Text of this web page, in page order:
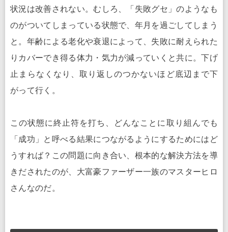
状況は改善されない。むしろ、「失敗グセ」のようなも
のがついてしまっている状態で、年月を過ごしてしまう
と。年齢による老化や衰退によって、失敗に耐えられた
りカバーでき得る体力・気力が減っていくと共に。下げ
止まらなくなり、取り返しのつかないほど底辺まで下
がって行く。
この状態に終止符を打ち、どんなことに取り組んでも
「成功」と呼べる結果につながるようにするためにはど
うすれば？この問題に向き合い、根本的な解決方法を導
きだされたのが、大富豪ファーザー一族のマスターヒロ
さんなのだ。